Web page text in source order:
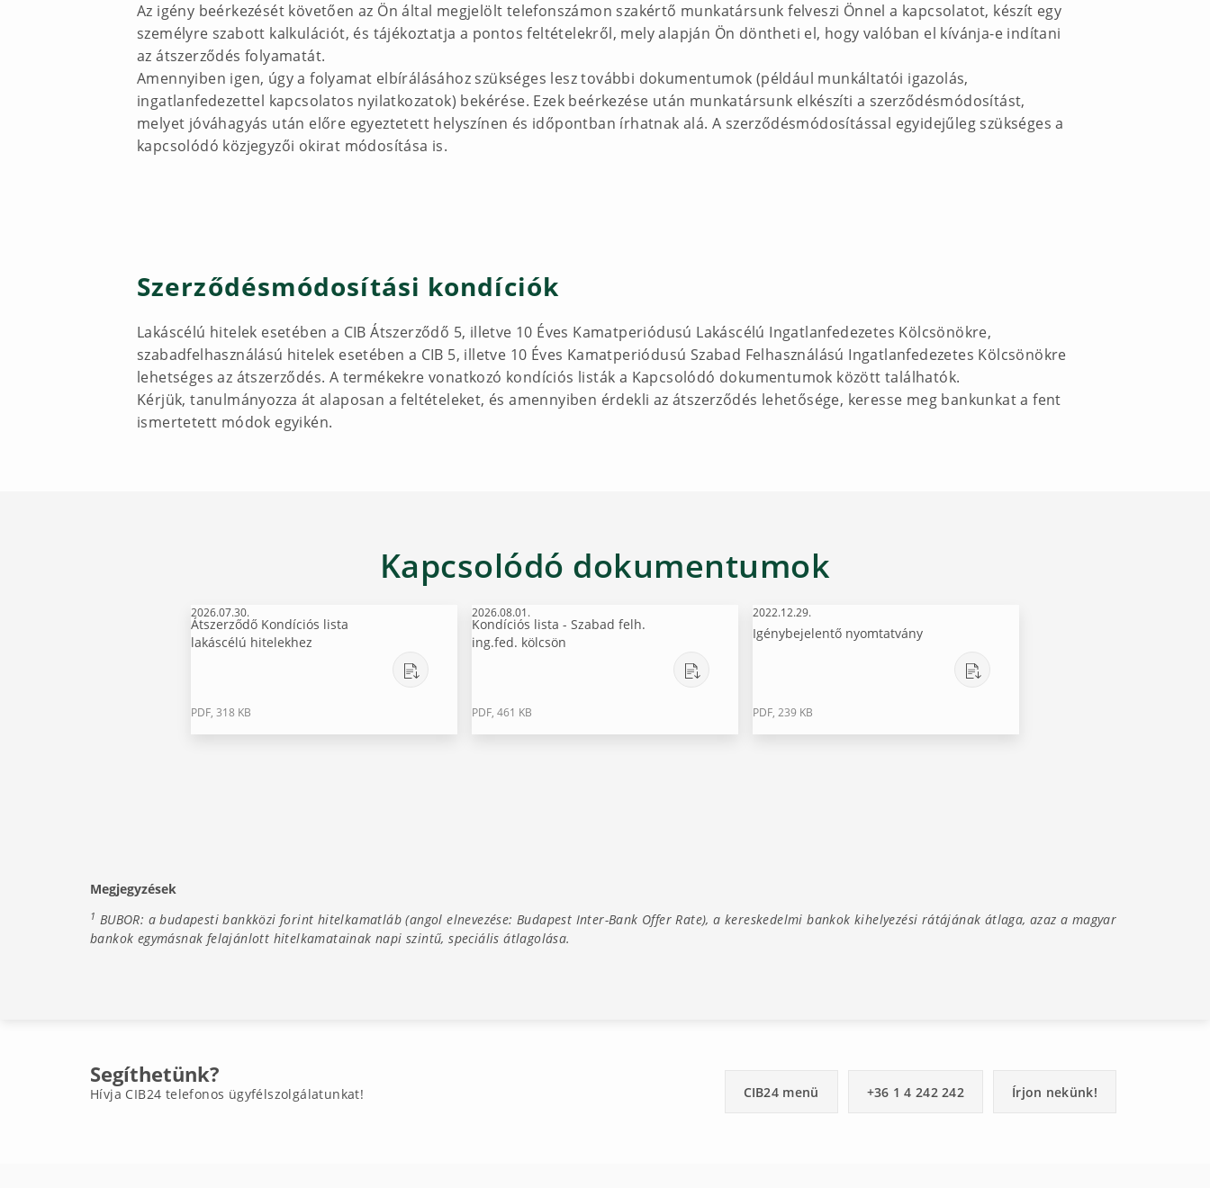
Az igény beérkezését követően az Ön által megjelölt telefonszámon szakértő munkatársunk felveszi Önnel a kapcsolatot, készít egy
személyre szabott kalkulációt, és tájékoztatja a pontos feltételekről, mely alapján Ön döntheti el, hogy valóban el kívánja-e indítani
az átszerződés folyamatát.
Amennyiben igen, úgy a folyamat elbírálásához szükséges lesz további dokumentumok (például munkáltatói igazolás,
ingatlanfedezettel kapcsolatos nyilatkozatok) bekérése. Ezek beérkezése után munkatársunk elkészíti a szerződésmódosítást,
melyet jóváhagyás után előre egyeztetett helyszínen és időpontban írhatnak alá. A szerződésmódosítással egyidejűleg szükséges a
kapcsolódó közjegyzői okirat módosítása is.
Szerződésmódosítási kondíciók
Lakáscélú hitelek esetében a CIB Átszerződő 5, illetve 10 Éves Kamatperiódusú Lakáscélú Ingatlanfedezetes Kölcsönökre,
szabadfelhasználású hitelek esetében a CIB 5, illetve 10 Éves Kamatperiódusú Szabad Felhasználású Ingatlanfedezetes Kölcsönökre
lehetséges az átszerződés. A termékekre vonatkozó kondíciós listák a Kapcsolódó dokumentumok között találhatók.
Kérjük, tanulmányozza át alaposan a feltételeket, és amennyiben érdekli az átszerződés lehetősége, keresse meg bankunkat a fent
ismertetett módok egyikén.
Kapcsolódó dokumentumok
2026.07.30.
Átszerződő Kondíciós lista
lakáscélú hitelekhez
PDF, 318 KB
2026.08.01.
Kondíciós lista - Szabad felh.
ing.fed. kölcsön
PDF, 461 KB
2022.12.29.
Igénybejelentő nyomtatvány
PDF, 239 KB
Megjegyzések
1 BUBOR: a budapesti bankközi forint hitelkamatláb (angol elnevezése: Budapest Inter-Bank Offer Rate), a kereskedelmi bankok kihelyezési rátájának átlaga, azaz a magyar
bankok egymásnak felajánlott hitelkamatainak napi szintű, speciális átlagolása.
Segíthetünk?
Hívja CIB24 telefonos ügyfélszolgálatunkat! CIB24 menü +36 1 4 242 242 Írjon nekünk!